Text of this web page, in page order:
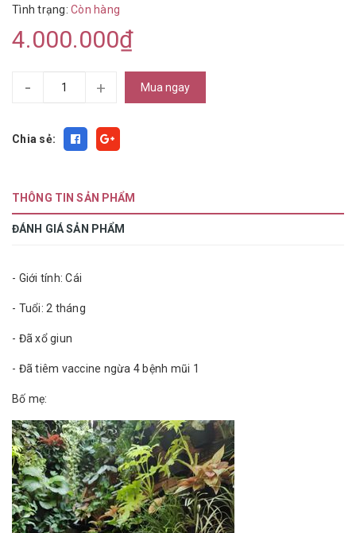
Tình trạng: Còn hàng
4.000.000₫
- + Mua ngay
Chia sẻ:
THÔNG TIN SẢN PHẨM
ĐÁNH GIÁ SẢN PHẨM
- Giới tính: Cái
- Tuổi: 2 tháng
- Đã xổ giun
- Đã tiêm vaccine ngừa 4 bệnh mũi 1
Bố mẹ: